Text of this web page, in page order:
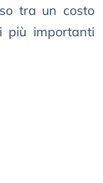
tra un costo
più importanti